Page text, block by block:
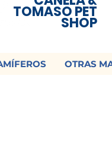
TOMASO PET
SHOP
OTRAS